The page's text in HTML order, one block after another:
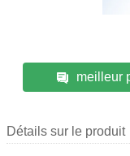
meilleur
Détails sur le produit